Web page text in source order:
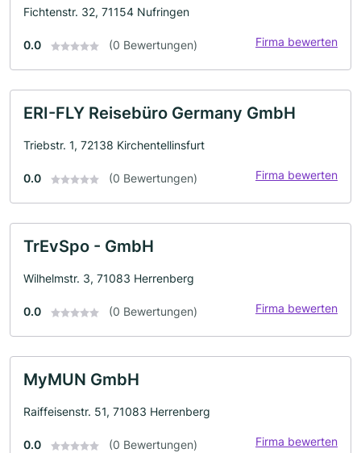
Fichtenstr. 32, 71154 Nufringen
0.0 (0 Bewertungen) Firma bewerten
ERI-FLY Reisebüro Germany GmbH
Triebstr. 1, 72138 Kirchentellinsfurt
0.0 (0 Bewertungen) Firma bewerten
TrEvSpo - GmbH
Wilhelmstr. 3, 71083 Herrenberg
0.0 (0 Bewertungen) Firma bewerten
MyMUN GmbH
Raiffeisenstr. 51, 71083 Herrenberg
0.0 (0 Bewertungen) Firma bewerten